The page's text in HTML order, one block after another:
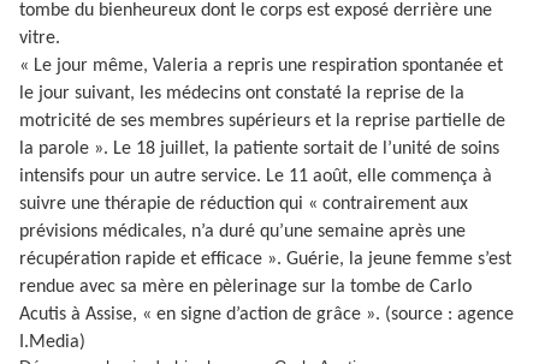
tombe du bienheureux dont le corps est exposé derrière une
vitre.
« Le jour même, Valeria a repris une respiration spontanée et
le jour suivant, les médecins ont constaté la reprise de la
motricité de ses membres supérieurs et la reprise partielle de
la parole ». Le 18 juillet, la patiente sortait de l’unité de soins
intensifs pour un autre service. Le 11 août, elle commença à
suivre une thérapie de réduction qui « contrairement aux
prévisions médicales, n’a duré qu’une semaine après une
récupération rapide et efficace ». Guérie, la jeune femme s’est
rendue avec sa mère en pèlerinage sur la tombe de Carlo
Acutis à Assise, « en signe d’action de grâce ». (source : agence
I.Media)